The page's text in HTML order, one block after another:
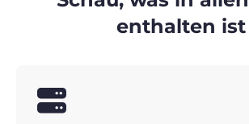
enthalten ist